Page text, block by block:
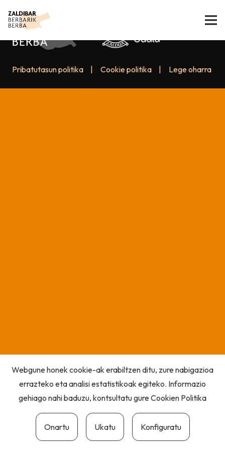
Pribatutasun politika Cookie politika Lege oharra
Webgune honek cookie-ak erabiltzen ditu, zure nabigazioa
errazteko eta analisi estatistikoak egiteko. Informazio
gehiago nahi baduzu, kontsultatu gureCookien Politika
Onartu Ukatu Konfiguratu